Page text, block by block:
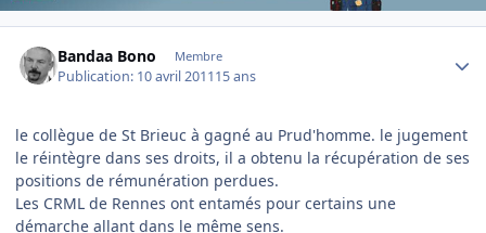
Bandaa Bono Membre
Publication: 10 avril 201115 ans
le collègue de St Brieuc à gagné au Prud'homme. le jugement
le réintègre dans ses droits, il a obtenu la récupération de ses
positions de rémunération perdues.
Les CRML de Rennes ont entamés pour certains une
démarche allant dans le même sens.